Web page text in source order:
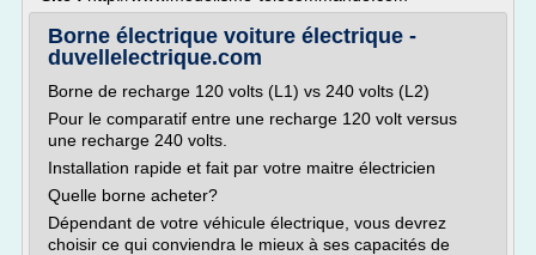
Borne électrique voiture électrique -
duvellelectrique.com
Borne de recharge 120 volts (L1) vs 240 volts (L2)
Pour le comparatif entre une recharge 120 volt versus
une recharge 240 volts.
Installation rapide et fait par votre maitre électricien
Quelle borne acheter?
Dépendant de votre véhicule électrique, vous devrez
choisir ce qui conviendra le mieux à ses capacités de